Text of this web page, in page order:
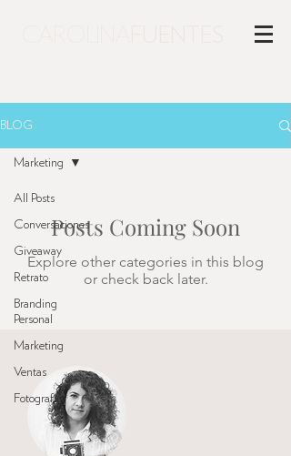
BLOG
All Posts
Conversaciones
Giveaway
Retrato
Branding
Personal
Marketing
Ventas
Fotografía
Marketing
Posts Coming Soon
Explore other categories in this blog
or check back later.